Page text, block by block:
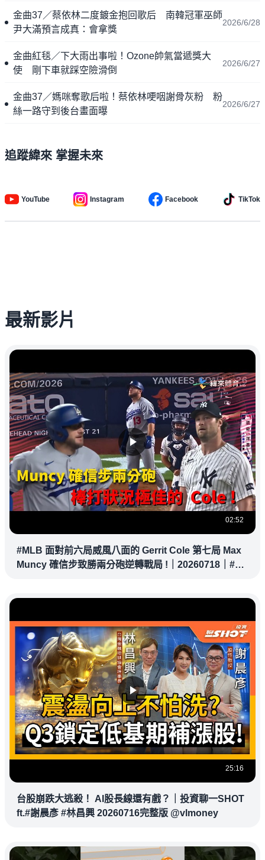
金曲37／蔡依林二度鍍金抱回歌后 南韓冠軍巫師
尹大滿預言成真：會拿獎
2026/6/28
金曲紅毯／下大雨出事啦！Ozone帥氣當遞獎大
使 剛下車就踩空險滑倒
2026/6/27
金曲37／媽咪奪歌后啦！蔡依林哽咽謝骨灰粉 粉
絲一路守到後台畫面曝
2026/6/27
追蹤緯來 掌握未來
YouTube Instagram Facebook TikTok
最新影片
02:52
#MLB 面對前六局威風八面的 Gerrit Cole 第七局 Max
Muncy 確信步致勝兩分砲逆轉戰局 !｜20260718｜#洛
25:16
台股崩跌大逃殺！ AI股長線還有戲？｜投資聊一SHOT
ft.#謝晨彥 #林昌興 20260716完整版 @vlmoney